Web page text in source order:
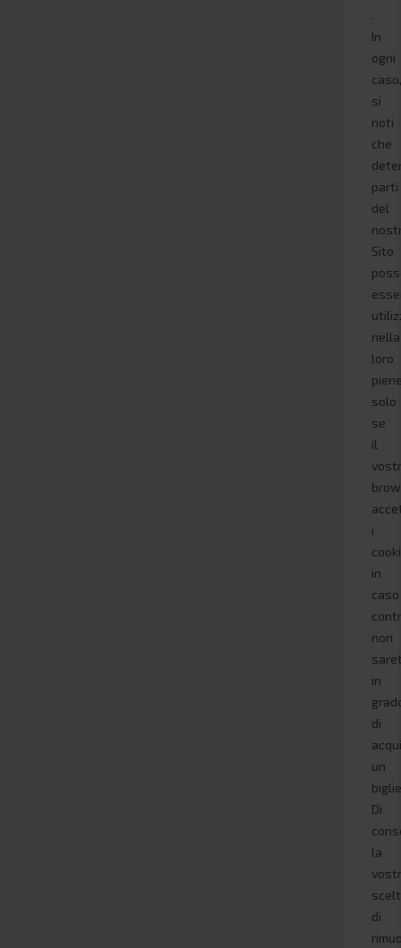
.
In
ogni
si
noti
che
parti
del
Sito
nella
loro
solo
se
il
i
in
caso
non
in
di
un
Di
la
di